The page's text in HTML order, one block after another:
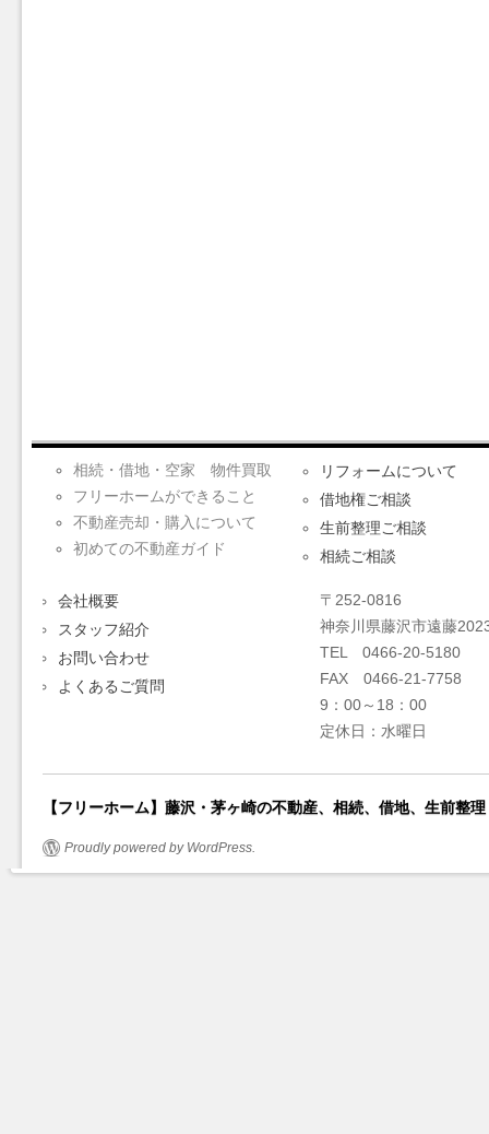
相続・借地・空家 物件買取
フリーホームができること
不動産売却・購入について
初めての不動産ガイド
リフォームについて
借地権ご相談
生前整理ご相談
相続ご相談
会社概要
スタッフ紹介
お問い合わせ
よくあるご質問
〒252-0816
神奈川県藤沢市遠藤
TEL 0466-20-5180
FAX 0466-21-7758
9：00～18：00
定休日：水曜日
【フリーホーム】藤沢・茅ヶ崎の不動産、相続、借地、生前整理
Proudly powered by WordPress.